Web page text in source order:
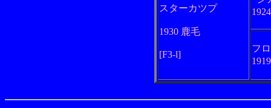
スターカツプ
1930 鹿毛
[F3-l]
フ